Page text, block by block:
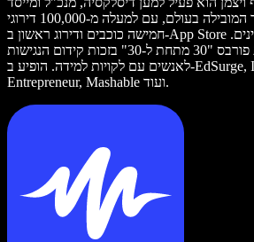
אפליקציית טקסט־לדיבור המובילה בעולם, עם למעלה מ-100,000 דירוגי
חמישה כוכבים ודירוג ראשון ב-App Store בקטגוריית חדשות ומגזינים.
ב-2017 נבחר לרשימת פורבס "30 מתחת ל-30" בזכות קידום הנגישות
לאנשים עם לקויות למידה. הופיע ב-EdSurge, Inc., PC Mag,
Entrepreneur, Mashable ועוד.